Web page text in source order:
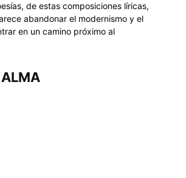
de estas composiciones líricas,
abandonar el modernismo y el
en un camino próximo al